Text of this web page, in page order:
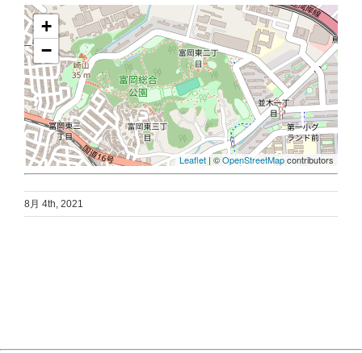
+
−
Leaflet | ©OpenStreetMapcontributors
8月 4th, 2021